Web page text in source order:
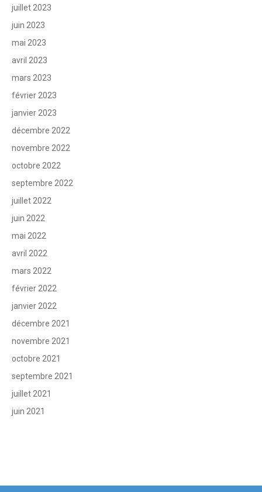
juillet 2023
juin 2023
mai 2023
avril 2023
mars 2023
février 2023
janvier 2023
décembre 2022
novembre 2022
octobre 2022
septembre 2022
juillet 2022
juin 2022
mai 2022
avril 2022
mars 2022
février 2022
janvier 2022
décembre 2021
novembre 2021
octobre 2021
septembre 2021
juillet 2021
juin 2021